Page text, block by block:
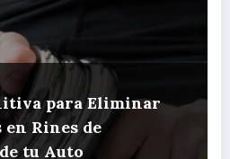
para Eliminar
en Rines de
tu Auto